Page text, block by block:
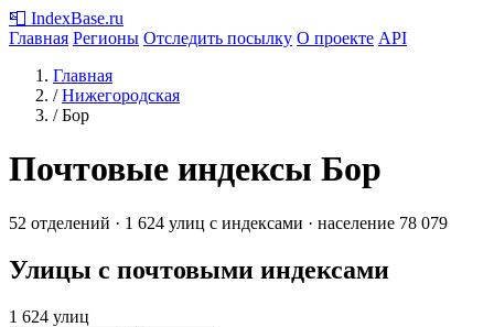
📮 IndexBase.ru
Главная Регионы Отследить посылку О проекте API
Главная
/ Нижегородская
/ Бор
Почтовые индексы Бор
52 отделений · 1 624 улиц с индексами · население 78 079
Улицы с почтовыми индексами
1 624 улиц